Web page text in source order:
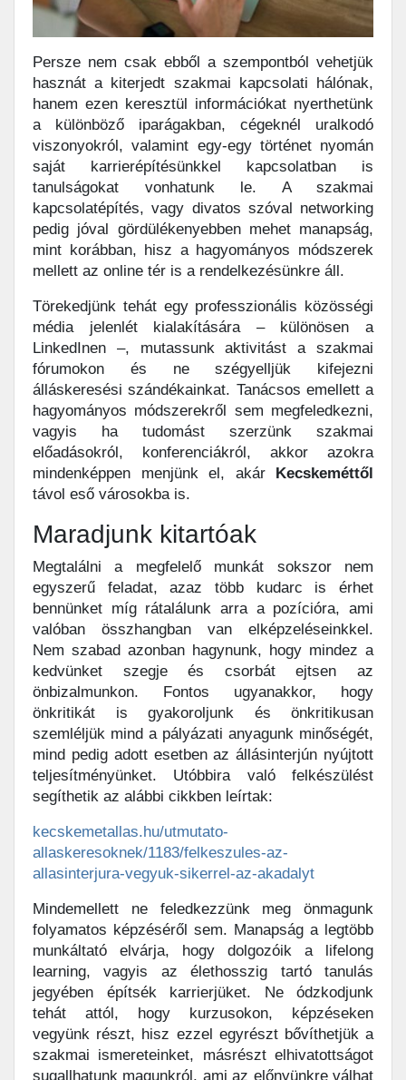
Persze nem csak ebből a szempontból vehetjük
hasznát a kiterjedt szakmai kapcsolati hálónak,
hanem ezen keresztül információkat nyerthetünk
a különböző iparágakban, cégeknél uralkodó
viszonyokról, valamint egy-egy történet nyomán
saját karrierépítésünkkel kapcsolatban is
tanulságokat vonhatunk le. A szakmai
kapcsolatépítés, vagy divatos szóval networking
pedig jóval gördülékenyebben mehet manapság,
mint korábban, hisz a hagyományos módszerek
mellett az online tér is a rendelkezésünkre áll.
Törekedjünk tehát egy professzionális közösségi
média jelenlét kialakítására – különösen a
LinkedInen –, mutassunk aktivitást a szakmai
fórumokon és ne szégyelljük kifejezni
álláskeresési szándékainkat. Tanácsos emellett a
hagyományos módszerekről sem megfeledkezni,
vagyis ha tudomást szerzünk szakmai
előadásokról, konferenciákról, akkor azokra
mindenképpen menjünk el, akár Kecskeméttől
távol eső városokba is.
Maradjunk kitartóak
Megtalálni a megfelelő munkát sokszor nem
egyszerű feladat, azaz több kudarc is érhet
bennünket míg rátalálunk arra a pozícióra, ami
valóban összhangban van elképzeléseinkkel.
Nem szabad azonban hagynunk, hogy mindez a
kedvünket szegje és csorbát ejtsen az
önbizalmunkon. Fontos ugyanakkor, hogy
önkritikát is gyakoroljunk és önkritikusan
szemléljük mind a pályázati anyagunk minőségét,
mind pedig adott esetben az állásinterjún nyújtott
teljesítményünket. Utóbbira való felkészülést
segíthetik az alábbi cikkben leírtak:
kecskemetallas.hu/utmutato-
allaskeresoknek/1183/felkeszules-az-
allasinterjura-vegyuk-sikerrel-az-akadalyt
Mindemellett ne feledkezzünk meg önmagunk
folyamatos képzéséről sem. Manapság a legtöbb
munkáltató elvárja, hogy dolgozóik a lifelong
learning, vagyis az élethosszig tartó tanulás
jegyében építsék karrierjüket. Ne ódzkodjunk
tehát attól, hogy kurzusokon, képzéseken
vegyünk részt, hisz ezzel egyrészt bővíthetjük a
szakmai ismereteinket, másrészt elhivatottságot
sugallhatunk magunkról, ami az előnyünkre válhat